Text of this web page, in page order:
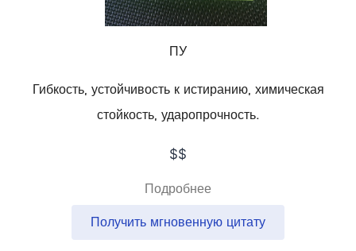
ПУ
Гибкость, устойчивость к истиранию, химическая
стойкость, ударопрочность.
$$
Подробнее
Получить мгновенную цитату